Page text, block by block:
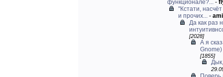
функционале?... -
"Кстати,
и прочих... -
Да как раз
[2028]
А я
[1855]